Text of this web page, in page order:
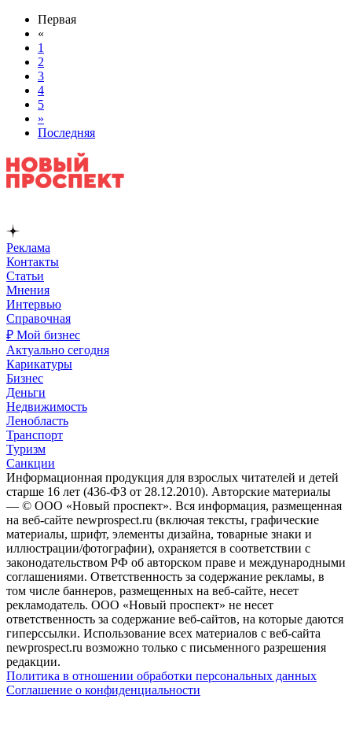
Первая
«
1
2
3
4
5
»
Последняя
Реклама
Контакты
Статьи
Мнения
Интервью
Справочная
₽ Мой бизнес
Актуально сегодня
Карикатуры
Бизнес
Деньги
Недвижимость
Ленобласть
Транспорт
Туризм
Санкции
Информационная продукция для взрослых читателей и детей
старше 16 лет (436-ФЗ от 28.12.2010). Авторские материалы
— © ООО «Новый проспект». Вся информация, размещенная
на веб-сайте newprospect.ru (включая тексты, графические
материалы, шрифт, элементы дизайна, товарные знаки и
иллюстрации/фотографии), охраняется в соответствии с
законодательством РФ об авторском праве и международными
соглашениями. Ответственность за содержание рекламы, в
том числе баннеров, размещенных на веб-сайте, несет
рекламодатель. ООО «Новый проспект» не несет
ответственность за содержание веб-сайтов, на которые даются
гиперссылки. Использование всех материалов с веб-сайта
newprospect.ru возможно только с письменного разрешения
редакции.
Политика в отношении обработки персональных данных
Соглашение о конфиденциальности